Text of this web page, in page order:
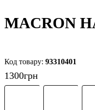
MACRON
93310401
1300грн